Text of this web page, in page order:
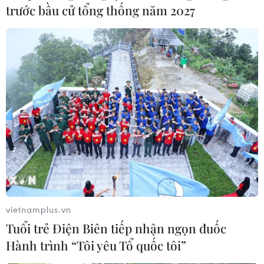
chung sống hòa bình với Triều Tiên
06/08/2026 15:33
Lở đất tại Philippines khiến ít nhất 4
người thiệt mạng
06/08/2026 15:06
Trung Quốc thử nghiệm tuyến tàu
cao tốc xuyên vùng đất đóng băng
vĩnh cửu
06/08/2026 12:35
Trung Quốc vận hành giàn phát điện
trước bầu cử tổng thống năm 2027
vietnamplus.vn
Tuổi trẻ Điện Biên tiếp nhận ngọn đuốc
Hành trình “Tôi yêu Tổ quốc tôi”